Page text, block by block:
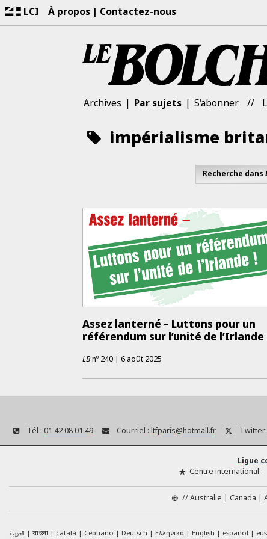
LCI À propos Contactez-nous
Archives Par sujets S'abonner
impérialisme
Recherche dans
Assez lanterné – Luttons pour un
référendum sur l’unité de l’Irlande
LBnº 240 | 6 août 2025
Tél : 01 42 08 01 49 Courriel : ltfparis@hotmail.fr Twitter:
Ligue
Centre international :
//Australie Canada
العربية বাংলা català Cebuano Deutsch Ελληνικά English español